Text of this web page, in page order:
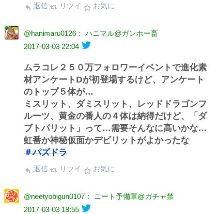
返信 リツイ お気に
@hanimaru0126： ハニマル@ガンホー畜
2017-03-03 22:04
ムラコレ２５０万フォロワーイベントで進化素
材アンケートDが初登場するけど、アンケート
のトップ５体が…
ミスリット、ダミスリット、レッドドラゴンフ
ルーツ、黄金の番人の４体は納得だけど、「ダ
ブトパリット」って…需要そんなに高いかな…
虹番か神秘仮面かデビリットがよかったな
＃パズドラ
返信 リツイ お気に
@neetyobigun0107： ニート予備軍@ガチャ禁
2017-03-03 18:55